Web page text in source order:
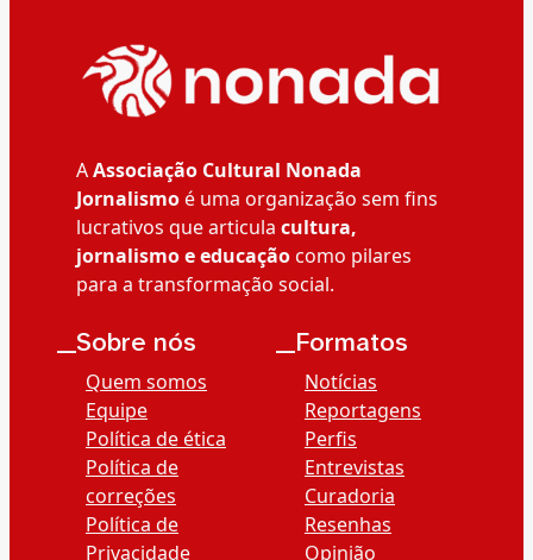
AAssociação Cultural Nonada
Jornalismoé uma organização sem fins
lucrativos que articula cultura,
jornalismo e educaçãocomo pilares
para a transformação social.
__Sobre nós
Quem somos
Equipe
Política de ética
Política de
correções
Política de
Privacidade
__Formatos
Notícias
Reportagens
Perfis
Entrevistas
Curadoria
Resenhas
Opinião